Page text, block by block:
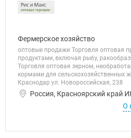
Фермерское хозяйство
оптовые продажи Торговля оптовая
продуктами, включая рыбу,
Торговля оптовая зерном,
кормами для сельскохозяйственных
Краснодар ул. Новороссийская, 238
Россия, Красноярский край
О